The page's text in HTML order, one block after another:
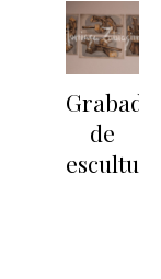
Grabados
de
escultura